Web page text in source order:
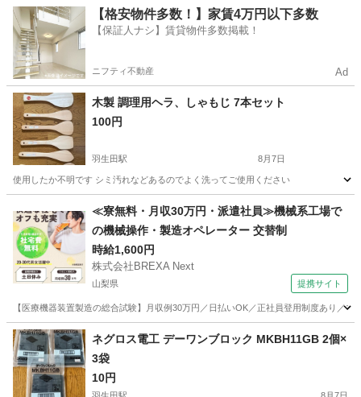
新潟 南蒲原郡 羽生田駅 その他
【格安物件多数！】家賃4万円以下多数
【保証人ナシ】賃貸物件多数掲載！
ニフティ不動産 Ad
木製 調理用ヘラ、しゃもじ 7本セット
100円
羽生田駅 8月7日
使用したか不明です シミ汚れなどあるのでよく洗ってご使用ください
羽生田駅 調理器具 ヘラ
≪寮無料・月収30万円・派遣社員≫機械系工場で
の機械操作・製造オペレーター 交替制
時給1,600円
株式会社BREXA Next
山梨県 提携サイト
【医療機器装置製造の総合試験】月収例30万円／日払いOK／正社員登用制度あり
山梨 その他
ネグロス電工 デーワンブロック MKBH11GB 2個×
3袋
10円